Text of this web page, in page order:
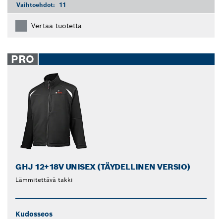
Vaihtoehdot: 11
Vertaa tuotetta
PRO
GHJ 12+18V UNISEX (TÄYDELLINEN VERSIO)
Lämmitettävä takki
Kudosseos